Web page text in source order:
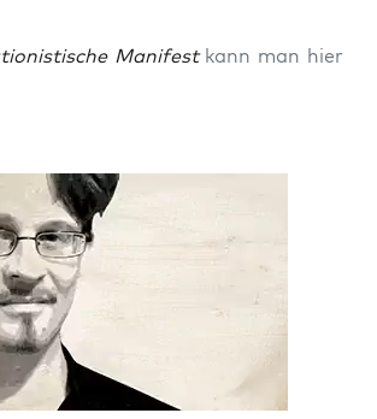
Mani­fest kann man hier